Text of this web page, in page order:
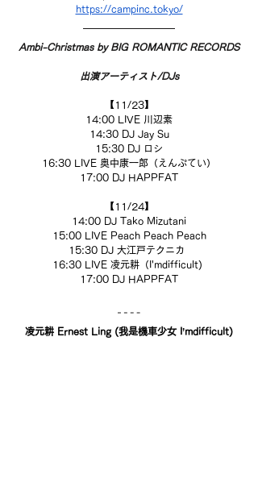
https://campinc.tokyo/
Ambi-Christmas by BIG ROMANTIC RECORDS
出演アーティスト/DJs
【11/23】
14:00 LIVE 川辺素
14:30 DJ Jay Su
15:30 DJ ロシ
16:30 LIVE 奥中康一郎（えんぷてい）
17:00 DJ HAPPFAT
【11/24】
14:00 DJ Tako Mizutani
15:00 LIVE Peach Peach Peach
15:30 DJ 大江戸テクニカ
16:30 LIVE 凌元耕（I'mdifficult)
17:00 DJ HAPPFAT
凌元耕 Ernest Ling (我是機車少女 I’mdifficult)